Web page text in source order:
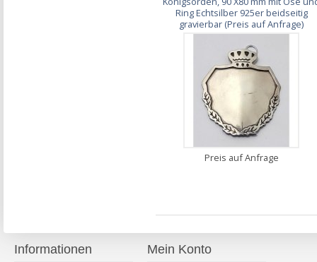
Ring Echtsilber 925er beidseitig
gravierbar (Preis auf Anfrage)
Preis auf Anfrage
Informationen Mein Konto